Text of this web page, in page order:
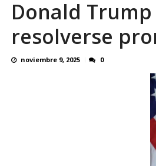
En 8 meses
Donald
resolverse
noviembre 9, 2025 0